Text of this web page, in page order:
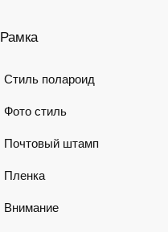
Рамка
Стиль полароид
Фото стиль
Почтовый штамп
Пленка
Внимание